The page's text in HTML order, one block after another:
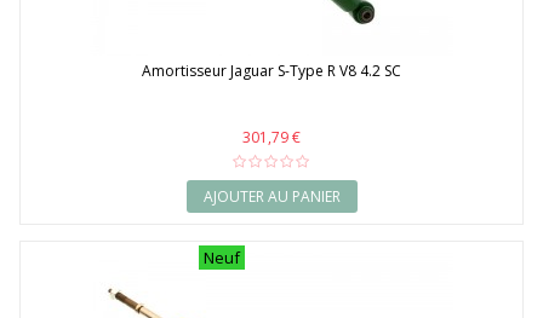
Amortisseur Jaguar S-Type R V8 4.2 SC
301,79 €
AJOUTER AU PANIER
Neuf